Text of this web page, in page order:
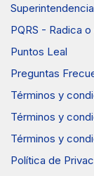
PQRS - Radica
Puntos Leal
Preguntas
Términos y
Términos y
Términos y
Política de